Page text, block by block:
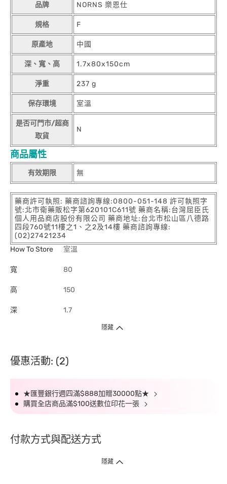
品牌 NORNS 樂恩仕
規格 F
原產地 中國
深、寬、高 1.7x80x150cm
淨重 237 g
保存環境 室溫
是否可門市/超商
取貨
N
商品屬性
有效期限 無
藥商許可執照: 藥商諮詢專線:0800-051-148 許可執照字
號:北市衛藥販松字第620101C611號 藥商名稱:台灣屈臣氏
個人用品商店股份有限公司 藥商地址:台北市松山區八德路
四段760號11樓之1、之2及14樓 藥商諮詢專線:
(02)27421234
How To Store
室溫
寬 80
高 150
深 1.7
隱藏
優惠活動: (2)
★匯豐銀行週四滿$888加贈30000點★
購買全店商品滿$100送數位印花一張
付款方式與配送方式
隱藏